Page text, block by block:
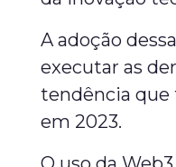
A adoção
executar as
tendência que
em 2023.